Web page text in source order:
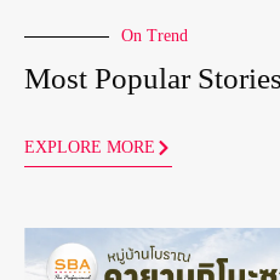
On Trend
Most Popular Stories
EXPLORE MORE